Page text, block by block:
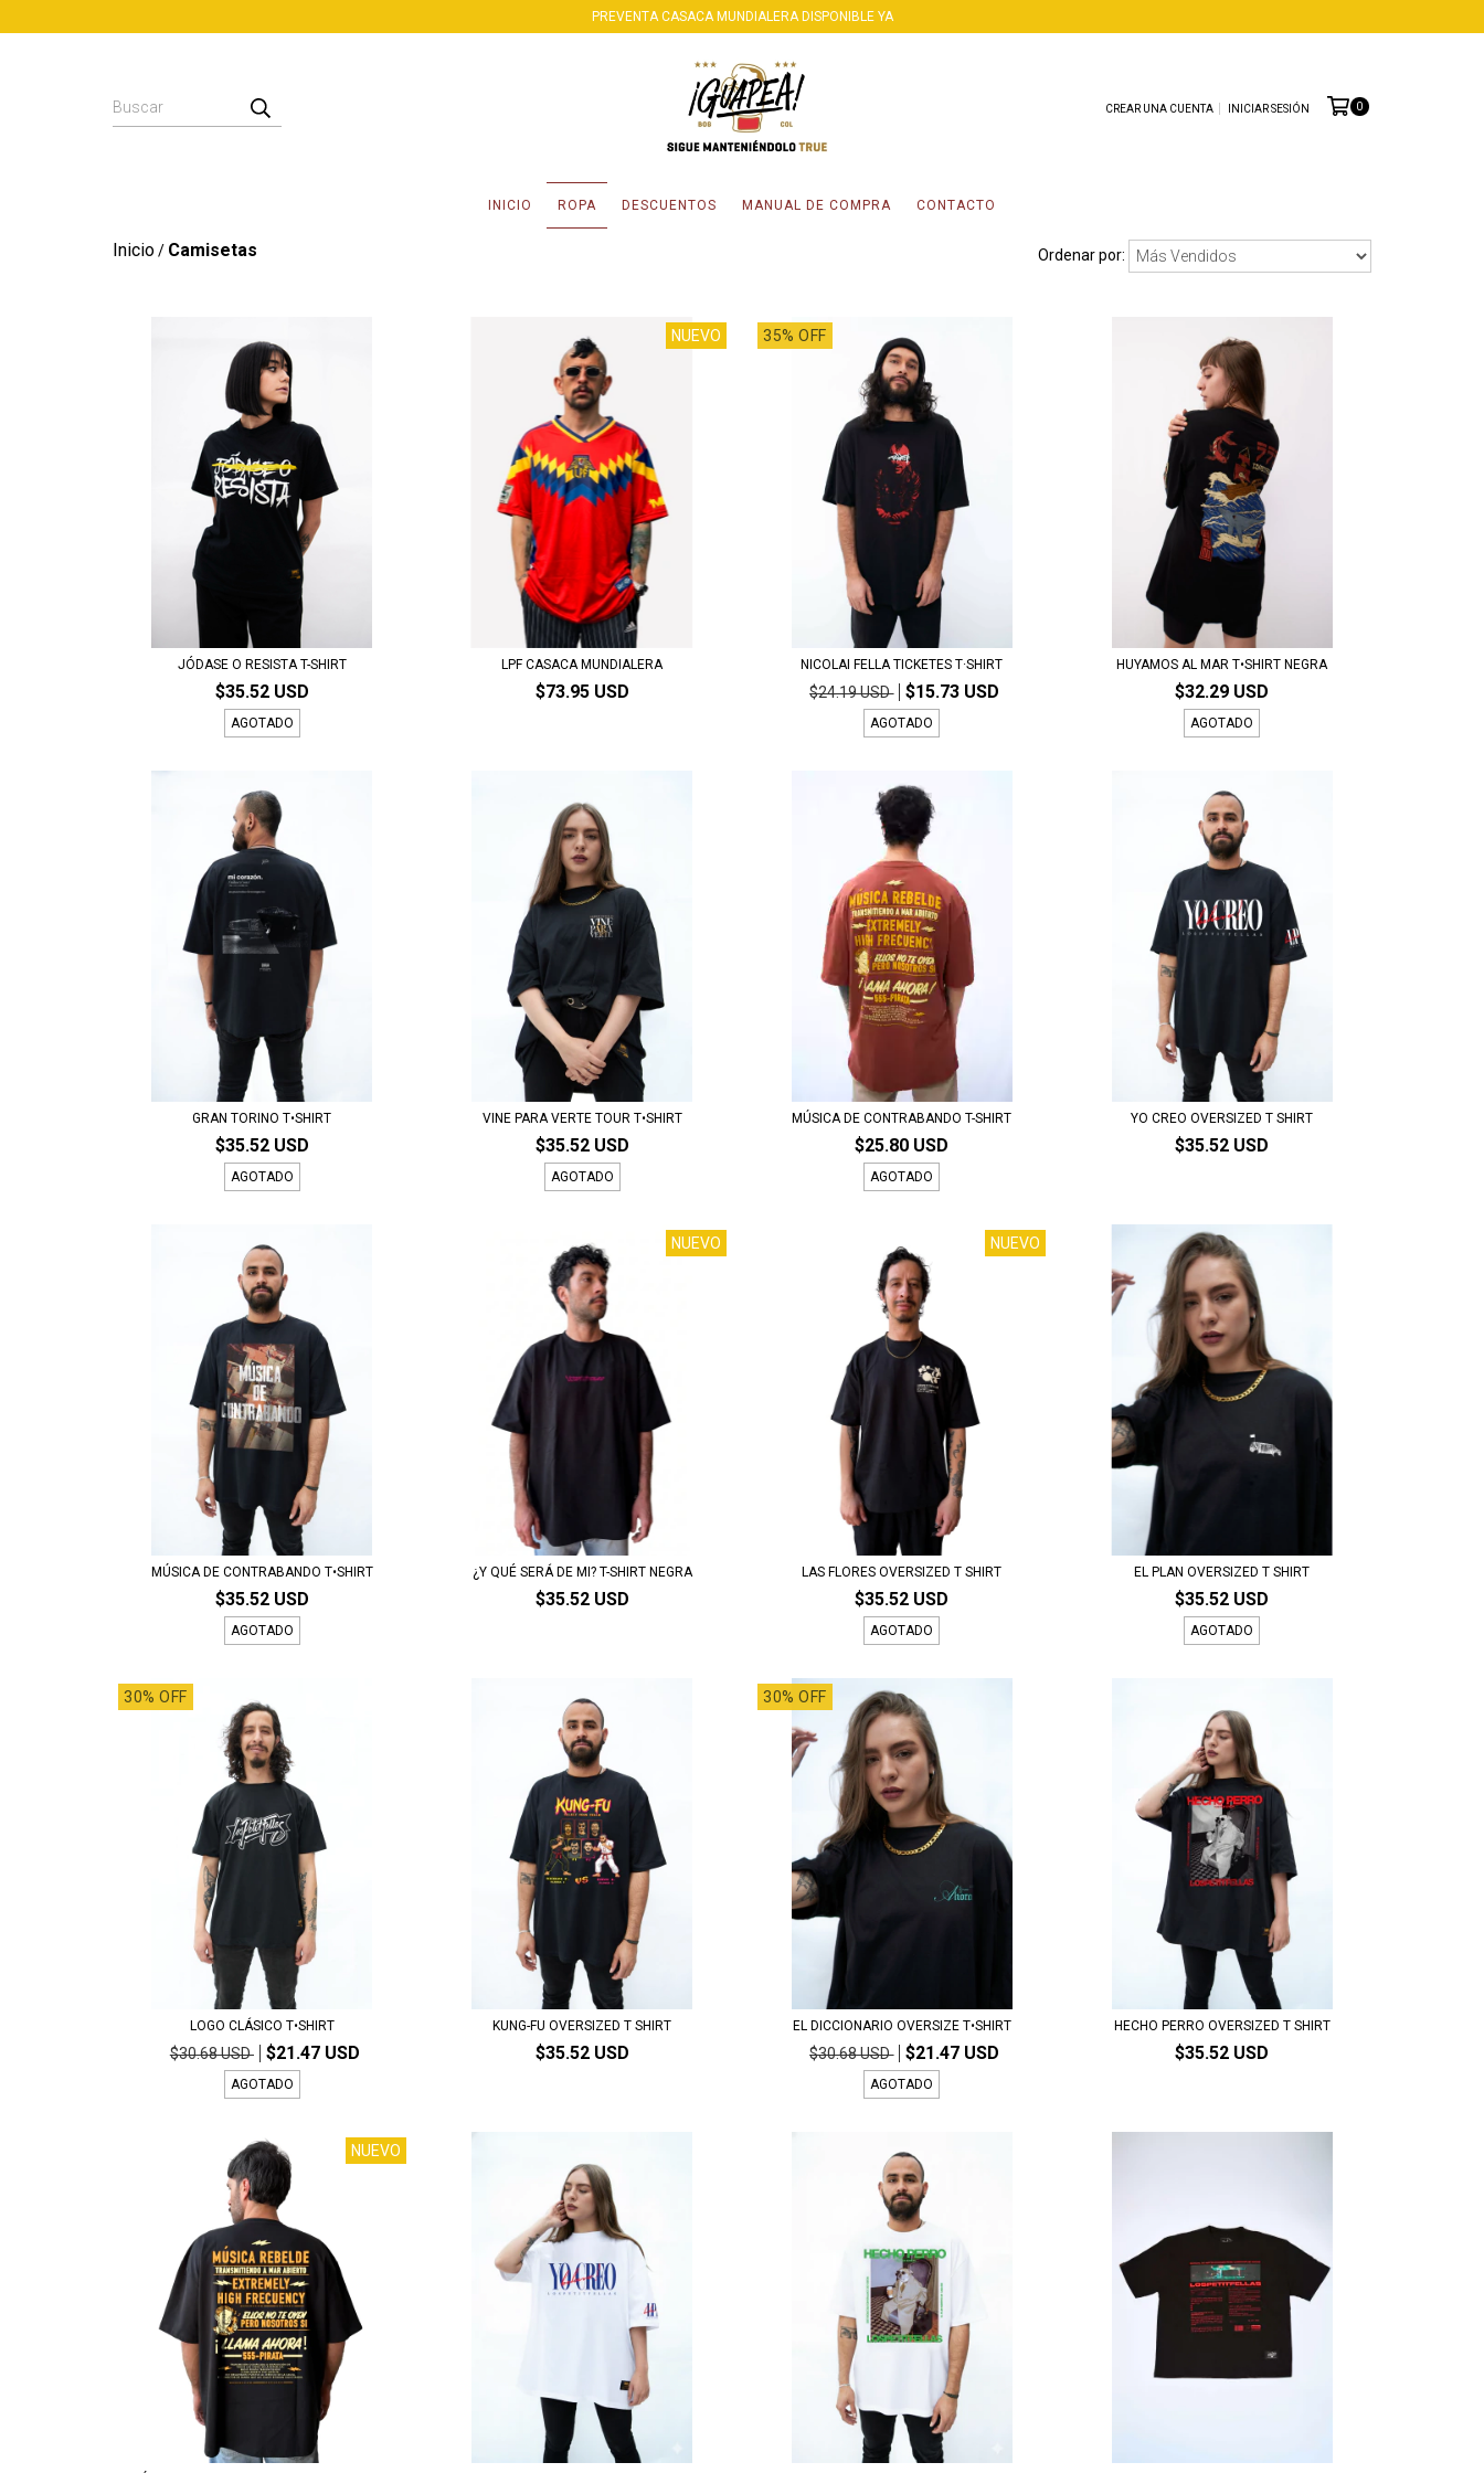
PREVENTA CASACA MUNDIALERA DISPONIBLE YA
CREAR UNA CUENTA INICIAR SESIÓN 0
INICIO ROPA DESCUENTOS MANUAL DE COMPRA CONTACTO
Inicio/ Camisetas Ordenar por:
JÓDASE O RESISTA T-SHIRT
$35.52 USD
AGOTADO
NUEVO
LPF CASACA MUNDIALERA
$73.95 USD
35% OFF
NICOLAI FELLA TICKETES T·SHIRT
$24.19 USD $15.73 USD
AGOTADO
HUYAMOS AL MAR T•SHIRT NEGRA
$32.29 USD
AGOTADO
GRAN TORINO T•SHIRT
$35.52 USD
AGOTADO
VINE PARA VERTE TOUR T•SHIRT
$35.52 USD
AGOTADO
MÚSICA DE CONTRABANDO T-SHIRT
$25.80 USD
AGOTADO
YO CREO OVERSIZED T SHIRT
$35.52 USD
MÚSICA DE CONTRABANDO T•SHIRT
$35.52 USD
AGOTADO
NUEVO
¿Y QUÉ SERÁ DE MI? T-SHIRT NEGRA
$35.52 USD
NUEVO
LAS FLORES OVERSIZED T SHIRT
$35.52 USD
AGOTADO
EL PLAN OVERSIZED T SHIRT
$35.52 USD
AGOTADO
30% OFF
LOGO CLÁSICO T•SHIRT
$30.68 USD $21.47 USD
AGOTADO
KUNG-FU OVERSIZED T SHIRT
$35.52 USD
30% OFF
EL DICCIONARIO OVERSIZE T•SHIRT
$30.68 USD $21.47 USD
AGOTADO
HECHO PERRO OVERSIZED T SHIRT
$35.52 USD
NUEVO